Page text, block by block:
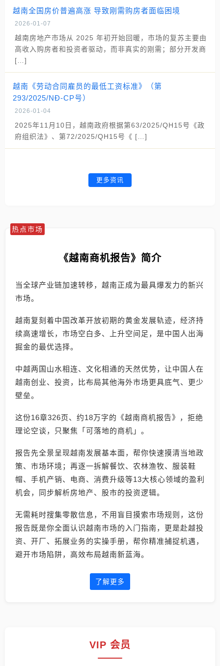
越南全国房价普遍高涨 导致刚需购房者面临困境
2026-01-07
越南房地产市场从 2025 年初开始回暖，市场的复苏主要由
高收入购房者和投资者驱动，而非真实的刚需；部分开发商
[…]
越南《劳动合同雇员的最低工资标准》（第
293/2025/NĐ-CP号）
2026-01-04
2025年11月10日，越南政府根据第63/2025/QH15号《政
府组织法》、第72/2025/QH15号《 […]
更多资讯
热点市场
《越南商机报告》简介
当全球产业链加速转移，越南正成为最具爆发力的新兴
市场。
越南复刻着中国改革开放初期的黄金发展轨迹，经济持
续高速增长，市场空白多、上升空间足，是中国人出海
掘金的最优选择。
中越两国山水相连、文化相通的天然优势，让中国人在
越南创业、投资，比布局其他海外市场更具底气、更少
壁垒。
这份16章326页、约18万字的《越南商机报告》，拒绝
理论空谈，只聚焦「可落地的商机」。
报告先全景呈现越南发展基本面，帮你快速摸清当地政
策、市场环境；再逐一拆解餐饮、农林渔牧、服装鞋
帽、手机产销、电商、消费升级等13大核心领域的盈利
机会，同步解析房地产、股市的投资逻辑。
无需耗时搜集零散信息，不用盲目摸索市场规则，这份
报告既是你全面认识越南市场的入门指南，更是赴越投
资、开厂、拓展业务的实操手册，帮你精准捕捉机遇，
避开市场陷阱，高效布局越南新蓝海。
了解更多
VIP 会员